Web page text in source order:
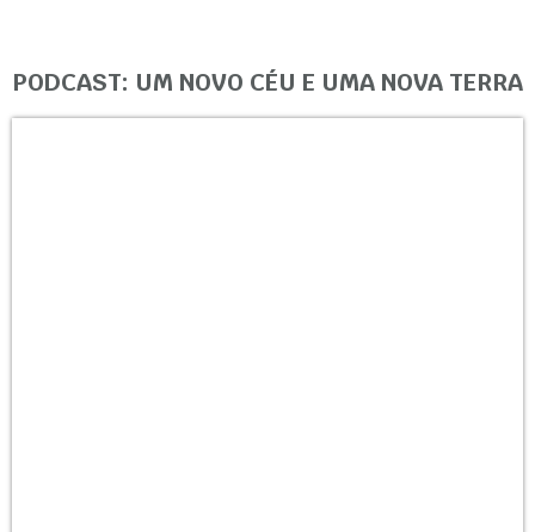
PODCAST: UM NOVO CÉU E UMA NOVA TERRA